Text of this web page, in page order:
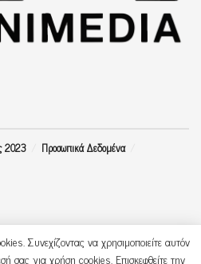
2023
Προσωπικά Δεδομένα
Συνεχίζοντας να χρησιμοποιείτε αυτόν
σας για χρήση cookies. Επισκεφθείτε την